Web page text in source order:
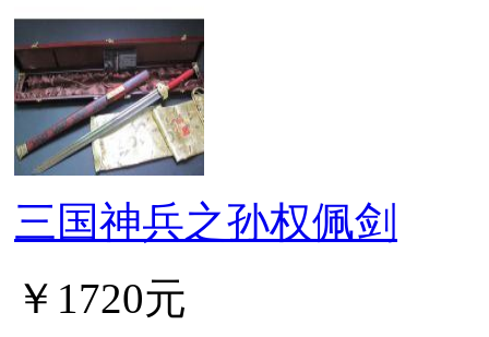
三国神兵之孙权佩剑
￥1720元